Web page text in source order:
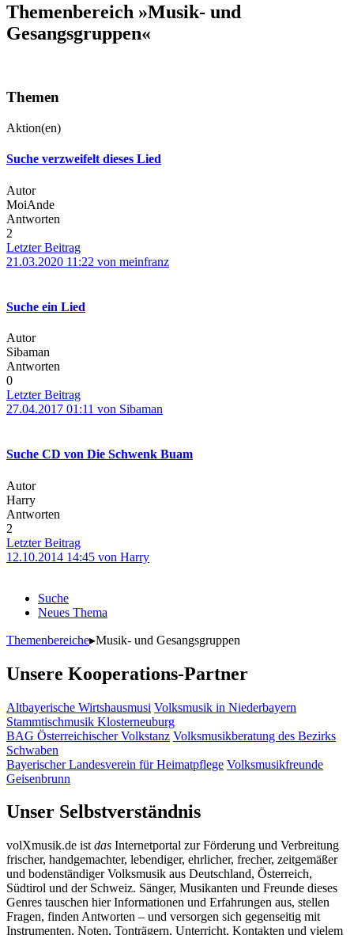
Themenbereich »Musik- und
Gesangsgruppen«
Themen
Aktion(en)
Suche verzweifelt dieses Lied
Autor
MoiAnde
Antworten
2
Letzter Beitrag
21.03.2020 11:22 von meinfranz
Suche ein Lied
Autor
Sibaman
Antworten
0
Letzter Beitrag
27.04.2017 01:11 von Sibaman
Suche CD von Die Schwenk Buam
Autor
Harry
Antworten
2
Letzter Beitrag
12.10.2014 14:45 von Harry
Suche
Neues Thema
Themenbereiche▸Musik- und Gesangsgruppen
Unsere Kooperations-Partner
Altbayerische Wirtshausmusi Volksmusik in Niederbayern
Stammtischmusik Klosterneuburg
BAG Österreichischer Volkstanz Volksmusikberatung des Bezirks
Schwaben
Bayerischer Landesverein für Heimatpflege Volksmusikfreunde
Geisenbrunn
Unser Selbstverständnis
volXmusik.de ist das Internetportal zur Förderung und Verbreitung
frischer, handgemachter, lebendiger, ehrlicher, frecher, zeitgemäßer
und bodenständiger Volksmusik aus Deutschland, Österreich,
Südtirol und der Schweiz. Sänger, Musikanten und Freunde dieses
Genres tauschen hier Informationen und Erfahrungen aus, stellen
Fragen, finden Antworten – und versorgen sich gegenseitig mit
Instrumenten, Noten, Tonträgern, Unterricht, Kontakten und vielem